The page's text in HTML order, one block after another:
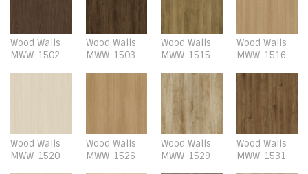
Wood Walls
MWW-1502
Wood Walls
MWW-1503
Wood Walls
MWW-1515
Wood Walls
MWW-1516
Wood Walls
MWW-1520
Wood Walls
MWW-1526
Wood Walls
MWW-1529
Wood Walls
MWW-1531